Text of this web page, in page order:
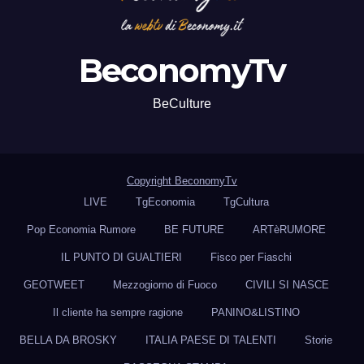
BeconomyTv
BeCulture
Copyright BeconomyTv
LIVE
TgEconomia TgCultura
Pop Economia Rumore BE FUTURE ARTèRUMORE
IL PUNTO DI GUALTIERI Fisco per Fiaschi
GEOTWEET Mezzogiorno di Fuoco CIVILI SI NASCE
Il cliente ha sempre ragione PANINO&LISTINO
BELLA DA BROSKY ITALIA PAESE DI TALENTI Storie